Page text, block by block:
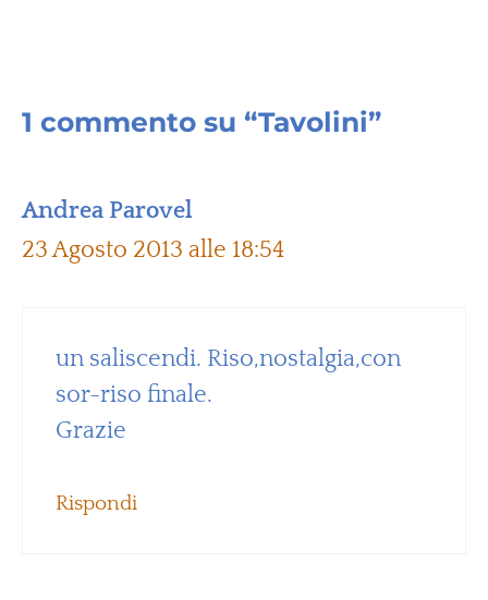
1 commento su “Tavolini”
Andrea Parovel
23 Agosto 2013 alle 18:54
un saliscendi. Riso,nostalgia,con
sor-riso finale.
Grazie
Rispondi